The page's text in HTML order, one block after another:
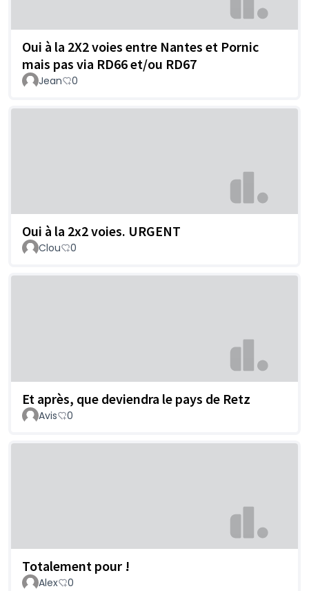
Oui à la 2X2 voies entre Nantes et Pornic
mais pas via RD66 et/ou RD67
Jean 0
Oui à la 2x2 voies. URGENT
Clou 0
Et après, que deviendra le pays de Retz
Avis 0
Totalement pour !
Alex 0